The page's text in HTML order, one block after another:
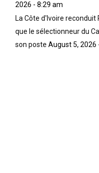
2026 - 8:29 am
La Côte d'Ivoire
que le sélectionneur du
son poste August 5, 2026